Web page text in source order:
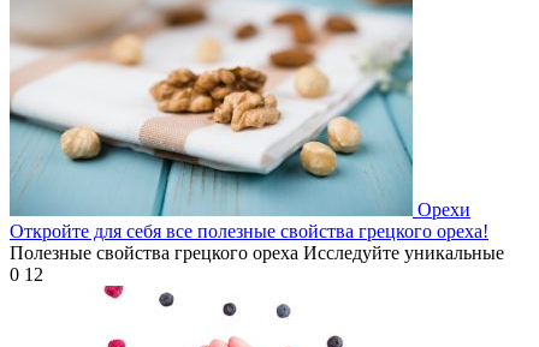
Орехи
Откройте для себя все полезные свойства грецкого ореха!
Полезные свойства грецкого ореха Исследуйте уникальные
0 12